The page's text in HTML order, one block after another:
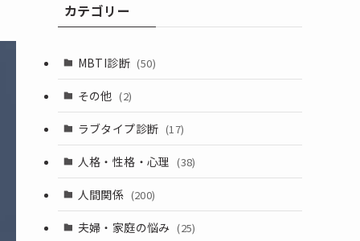
カテゴリー
MBTI診断 (50)
その他 (2)
ラブタイプ診断 (17)
人格・性格・心理 (38)
人間関係 (200)
夫婦・家庭の悩み (25)